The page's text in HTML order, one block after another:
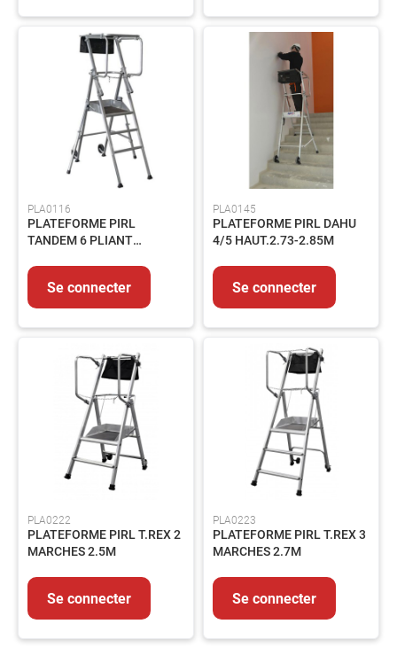
PLA0116
PLATEFORME PIRL
TANDEM 6 PLIANT
Se connecter
PLA0145
PLATEFORME PIRL DAHU
4/5 HAUT.2.73-2.85M
Se connecter
PLA0222
PLATEFORME PIRL T.REX 2
MARCHES 2.5M
Se connecter
PLA0223
PLATEFORME PIRL T.REX 3
MARCHES 2.7M
Se connecter